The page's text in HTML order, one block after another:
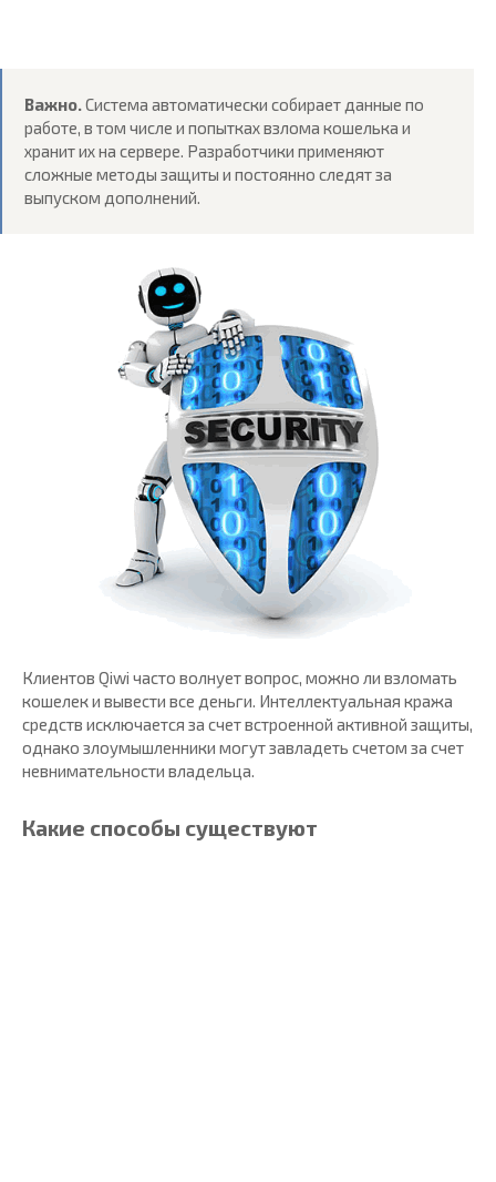
Важно.Система автоматически собирает данные по
работе, в том числе и попытках взлома кошелька и
хранит их на сервере. Разработчики применяют
сложные методы защиты и постоянно следят за
выпуском дополнений.
Клиентов Qiwi часто волнует вопрос, можно ли взломать
кошелек и вывести все деньги. Интеллектуальная кража
средств исключается за счет встроенной активной защиты,
однако злоумышленники могут завладеть счетом за счет
невнимательности владельца.
Какие способы существуют